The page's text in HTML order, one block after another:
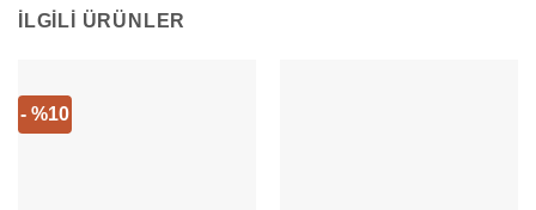
İLGILI ÜRÜNLER
- %10